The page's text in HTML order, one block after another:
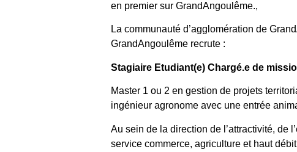
en premier sur GrandAngoulême.,
La communauté d’agglomération de
GrandAngoulême recrute :
Stagiaire Etudiant(e) Chargé.e de
Master 1 ou 2 en gestion de projets
ingénieur agronome avec une entrée
Au sein de la direction de l’attractivité, de
service commerce, agriculture et haut